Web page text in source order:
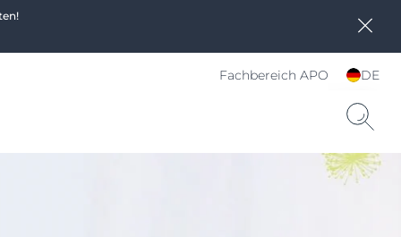
DE
Fachbereich APO